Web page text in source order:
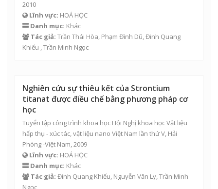
2010
Lĩnh vực: HOÁ HỌC
Danh mục: Khác
Tác giả: Trần Thái Hòa, Phạm Đình Dũ, Đinh Quang
Khiếu ,Trần Minh Ngọc
Nghiên cứu sự thiêu kết của Strontium
titanat được điều chế bằng phương pháp cơ
học
Tuyển tập công trình khoa học Hội Nghị khoa học Vật liệu
hấp thụ - xúc tác, vật liệu nano Việt Nam lần thứ V, Hải
Phòng -Việt Nam, 2009
Lĩnh vực: HOÁ HỌC
Danh mục: Khác
Tác giả: Đinh Quang Khiếu, Nguyễn Văn Ly,Trần Minh
Ngọc